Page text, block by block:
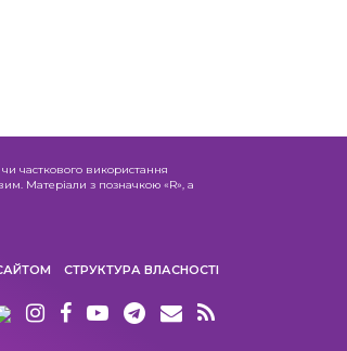
чи часткового використання
Матеріали з позначкою «R», а
СТРУКТУРА ВЛАСНОСТІ